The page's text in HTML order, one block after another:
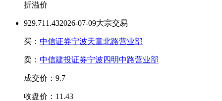
折溢价
929.711.432026-07-09大宗交易
买： 中信证券宁波天童北路营业部
卖： 中信建投证券宁波四明中路营业部
成交价：9.7
收盘价：11.43